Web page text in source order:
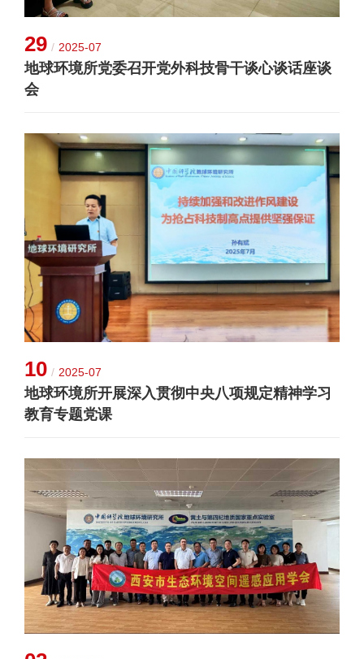
29 / 2025-07
地球环境所党委召开党外科技骨干谈心谈话座谈
会
10 / 2025-07
地球环境所开展深入贯彻中央八项规定精神学习
教育专题党课